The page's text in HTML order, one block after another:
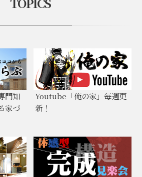
門知
家づ
Youtube「俺の家」毎週更
新！